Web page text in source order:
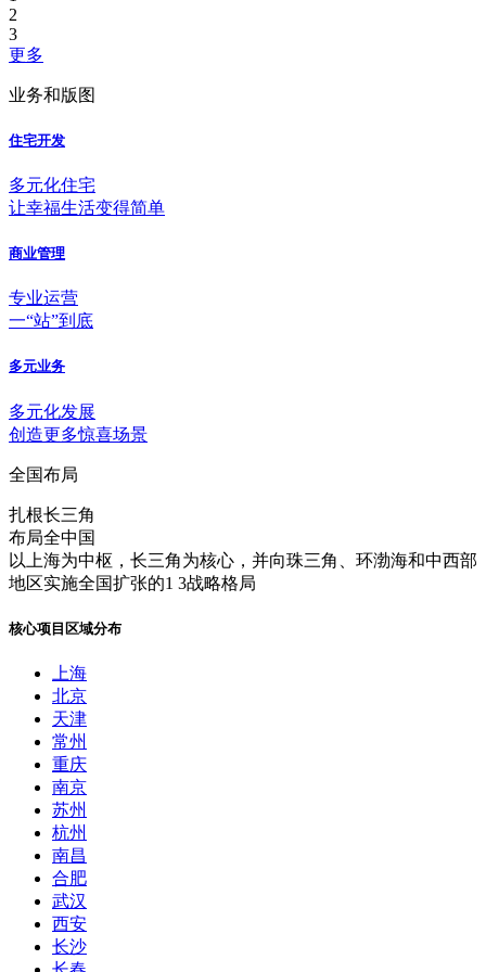
2
3
更多
业务和版图
住宅开发
多元化住宅
让幸福生活变得简单
商业管理
专业运营
一“站”到底
多元业务
多元化发展
创造更多惊喜场景
全国布局
扎根长三角
布局全中国
以上海为中枢，长三角为核心，并向珠三角、环渤海和中西部
地区实施全国扩张的1 3战略格局
核心项目区域分布
上海
北京
天津
常州
重庆
南京
苏州
杭州
南昌
合肥
武汉
西安
长沙